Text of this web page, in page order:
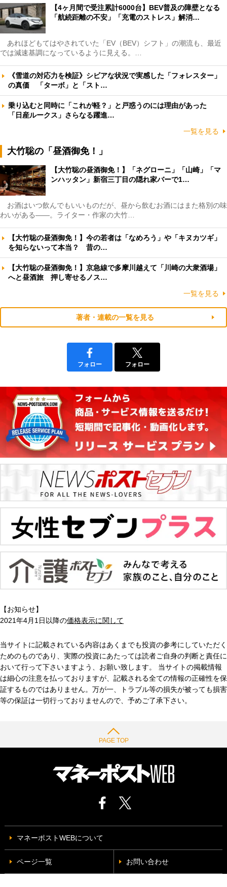
【4ヶ月間で受注累計6000台】BEV普及の障壁となる
「航続距離の不安」「充電のストレス」解消…
あれほどもてはやされていた「EV（BEV）シフト」の潮流も、最近
では減速基調になっているように見える。…
《雪道の対応力を検証》シビアな状況で実感した「フォレスター」
の真価 「ターボ」と「スト…
乗り込むと同時に「これが軽？」と戸惑うのには理由があった
「日産ルークス」さらなる躍進…
一覧を見る
大竹聡の「昼酒御免！」
【大竹聡の昼酒御免！】「ネグローニ」「山崎」「マ
ンハッタン」新宿三丁目の隠れ家バーで1…
お酒はいつ飲んでもいいものだが、昼から飲むお酒にはまた格別の味
わいがある――。ライター・作家の大竹…
【大竹聡の昼酒御免！】今の若者は「なめろう」や「キヌカツギ」
を知らないって本当？ 昔の…
【大竹聡の昼酒御免！】京急線で多摩川越えて「川崎の大衆酒場」
へと昼酒旅 押し寄せるノス…
一覧を見る
著者・連載の一覧を見る
フォロー フォロー
【お知らせ】
2021年4月1日以降の価格表示に関して
当サイトに記載されている内容はあくまでも投資の参考にしていただく
ためのものであり、実際の投資にあたっては読者ご自身の判断と責任に
おいて行って下さいますよう、お願い致します。 当サイトの掲載情報
は細心の注意を払っておりますが、記載される全ての情報の正確性を保
証するものではありません。万が一、トラブル等の損失が被っても損害
等の保証は一切行っておりませんので、予めご了承下さい。
PAGE TOP
マネーポストWEBについて
ページ一覧 お問い合わせ